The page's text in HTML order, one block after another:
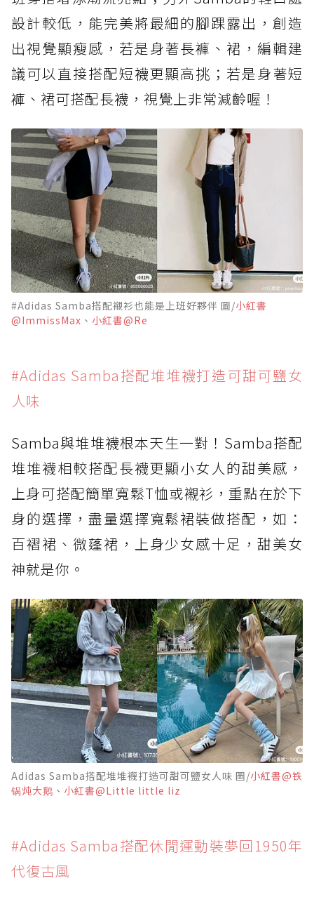
設計較低，能完美將最細的腳踝露出，創造
出視覺顯瘦感，若是身著長褲、裙，編輯建
議可以直接搭配短襪更顯高挑；若是身著短
褲、裙可搭配長襪，視覺上非常減齡喔！
#Adidas Samba搭配襯衫也能是上班好夥伴 圖/小紅書
@ImmissMax 、 小紅書@Re
#Adidas Samba搭配堆堆襪打造可甜可鹽女
人味
Samba與堆堆襪根本天生一對！Samba搭配
堆堆襪相較搭配長襪更顯小女人的甜美感，
上身可搭配簡單寬鬆T恤或襯衫，重點在於下
身的選擇，盡量選擇寬鬆裙裝做搭配，如：
百褶裙、微蓬裙，上身少女感十足，甜美女
神就是你。
Adidas Samba搭配堆堆襪打造可甜可鹽女人味 圖/小紅書@铁
锅炖大鹅 、 小紅書@Little little liz
#Adidas Samba搭配休閒運動裝夢回1950年
代復古風